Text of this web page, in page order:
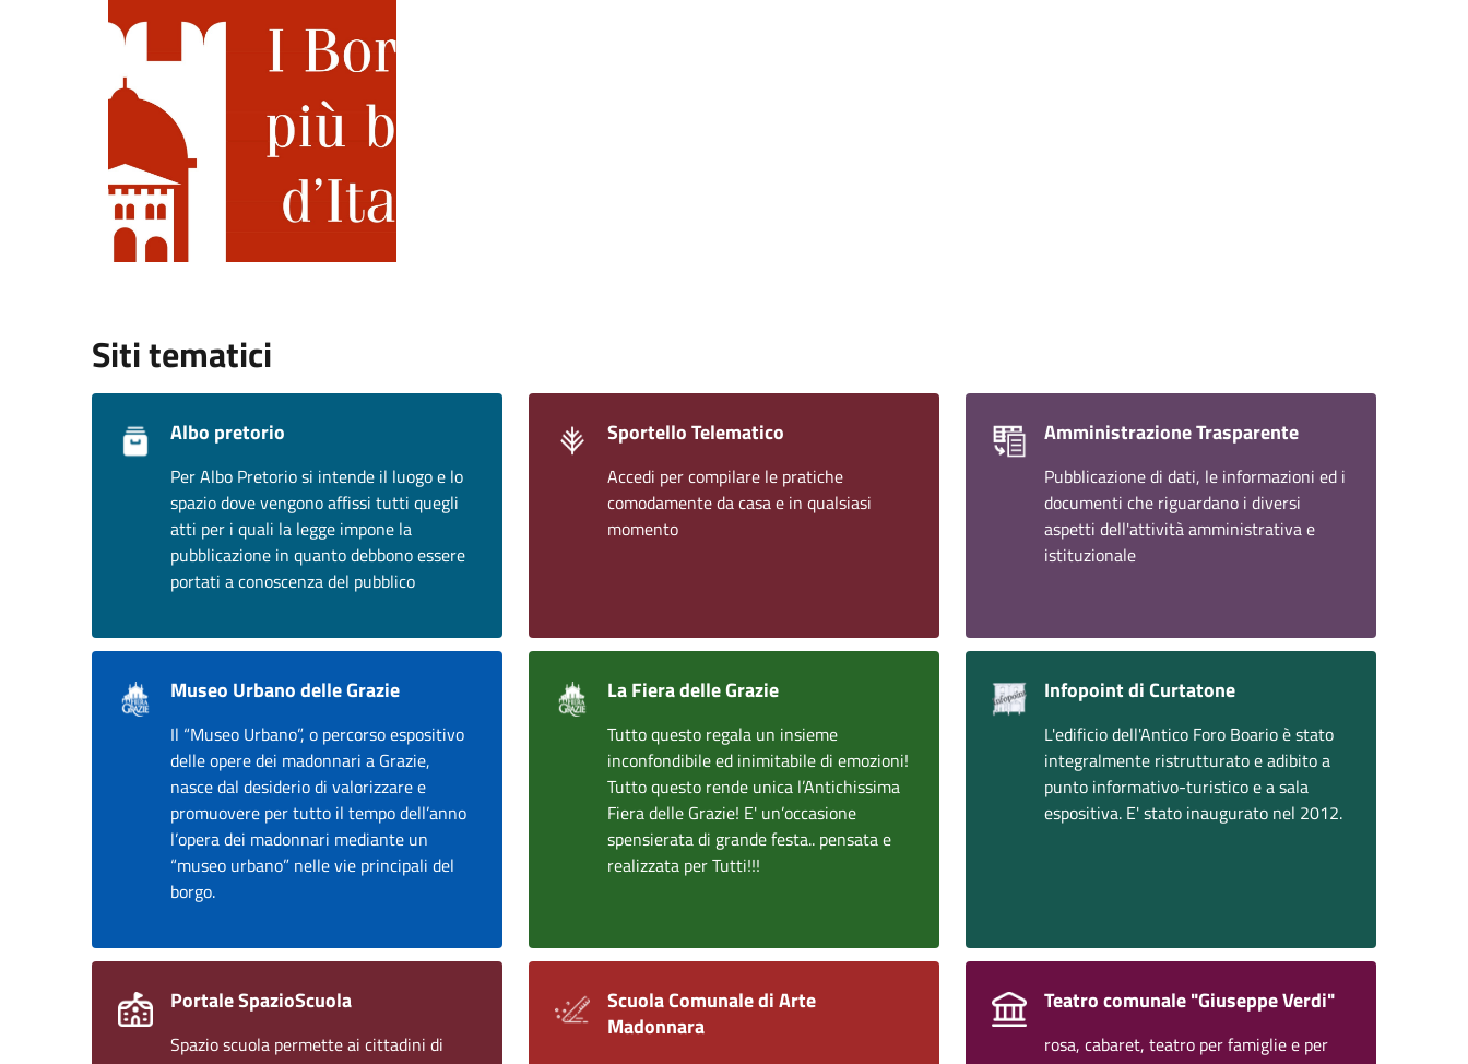
Siti tematici
Albo pretorio
Per Albo Pretorio si intende il luogo e lo
spazio dove vengono affissi tutti quegli
atti per i quali la legge impone la
pubblicazione in quanto debbono essere
portati a conoscenza del pubblico
Sportello Telematico
Accedi per compilare le pratiche
comodamente da casa e in qualsiasi
momento
Amministrazione Trasparente
Pubblicazione di dati, le informazioni ed i
documenti che riguardano i diversi
aspetti dell'attività amministrativa e
istituzionale
Museo Urbano delle Grazie
Il “Museo Urbano”, o percorso espositivo
delle opere dei madonnari a Grazie,
nasce dal desiderio di valorizzare e
promuovere per tutto il tempo dell’anno
l’opera dei madonnari mediante un
“museo urbano” nelle vie principali del
borgo.
La Fiera delle Grazie
Tutto questo regala un insieme
inconfondibile ed inimitabile di emozioni!
Tutto questo rende unica l’Antichissima
Fiera delle Grazie! E' un’occasione
spensierata di grande festa.. pensata e
realizzata per Tutti!!!
Infopoint di Curtatone
L'edificio dell'Antico Foro Boario è stato
integralmente ristrutturato e adibito a
punto informativo-turistico e a sala
espositiva. E' stato inaugurato nel 2012.
Portale SpazioScuola
Spazio scuola permette ai cittadini di
Scuola Comunale di Arte
Madonnara
Teatro comunale "Giuseppe Verdi"
rosa, cabaret, teatro per famiglie e per